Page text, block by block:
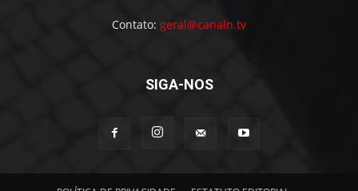
Contato: geral@canaln.tv
SIGA-NOS